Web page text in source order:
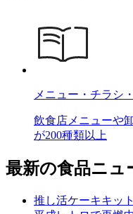
メニュー・チラシ
飲食店メニューや
が200種類以上
最新の食品ニュ
推し活ケーキキッ